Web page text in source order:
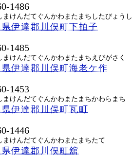
1486
まけんだてぐんかわまたまちしたびょうし
伊達郡川俣町下拍子
1485
まけんだてぐんかわまたまちえびがさく
伊達郡川俣町海老ケ作
1453
まけんだてぐんかわまたまちかわらまち
伊達郡川俣町瓦町
1446
まけんだてぐんかわまたまちたて
伊達郡川俣町舘